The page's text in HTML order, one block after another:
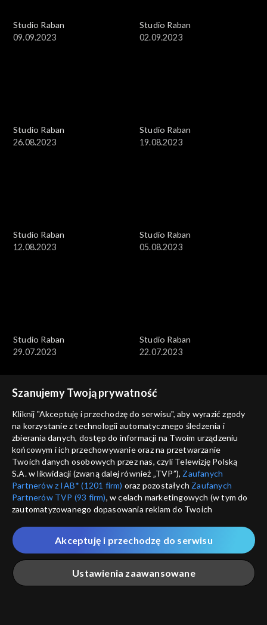
Studio Raban
09.09.2023
Studio Raban
02.09.2023
Studio Raban
26.08.2023
Studio Raban
19.08.2023
Studio Raban
12.08.2023
Studio Raban
05.08.2023
Studio Raban
29.07.2023
Studio Raban
22.07.2023
Studio Raban
15.07.2023
Studio Raban
08.07.2023
Studio Raban
01.07.2023
Studio Raban
24.06.2023
Szanujemy Twoją prywatność
Kliknij "Akceptuję i przechodzę do serwisu", aby wyrazić zgody
na korzystanie z technologii automatycznego śledzenia i
zbierania danych, dostęp do informacji na Twoim urządzeniu
końcowym i ich przechowywanie oraz na przetwarzanie
Twoich danych osobowych przez nas, czyli Telewizję Polską
S.A. w likwidacji (zwaną dalej również „TVP”), Zaufanych
Partnerów z IAB* (1201 firm) oraz pozostałych Zaufanych
Partnerów TVP (93 firm), w celach marketingowych (w tym do
zautomatyzowanego dopasowania reklam do Twoich
które wskazujemy poniżej, a także zgody na udostępnianie
przez nas identyfikatora PPID do Google.
Twoje dane osobowe zbierane podczas odwiedzania przez
Ciebie naszych
poszczególnych serwisówzwanych dalej
„Portalem”, w tym informacje zapisywane za pomocą
Ustawienia zaawansowane
Akceptuję i przechodzę do serwisu